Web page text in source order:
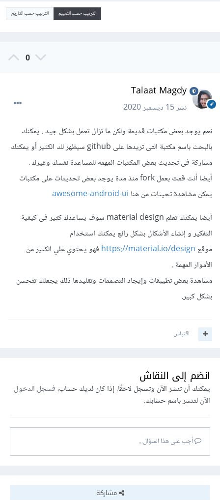
الترتيب حسب التقييم الترتيب حسب التاريخ
0
Talaat Magdy
نشر15 ديسمبر 2020
نعم يوجد بعض مكتبات قديمة ولكن ما تزال تعمل بشكل جيد . يمكنك
بالبحث باسم مكتبة التى تريدها على github سيظهر لك الكثير أو يمكنك
مشاركة فى تحديث بعض المكتبات المهمه للمساعدة نفسك وغيرك .
أيضا أنت قمت بعمل fork منذ مدة يوجد بعض تحديثات على مكتبات
يمكن مشاهدة تحيثات من هنا awesome-android-ui
أيضا يمكنك تعلم material design سوف يساعدك كثير فى كيفية
التفكير و إنشاء الأشكال بشكل رائع يمكنك استخدام
موقع https://material.io/designفهو يحتوي علي الكثير من
اﻷموار المهمة .
مشاهدة بعض تطيبقات وإيجاد التصممات وتقليدها ذلك يجعلك تتحسن
بشكل كبير.
اقتباس
انضم إلى النقاش
يمكنك أن تنشر الآن وتسجل لاحقًا. إذا كان لديك حساب،فسجل الدخول
الآنلتنشر باسم حسابك.
أجب على هذا السؤال...
مشاركة